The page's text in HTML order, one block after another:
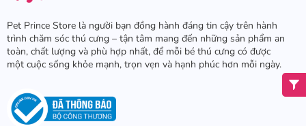
Pet Prince Store là người bạn đồng hành đáng tin cậy trên hành
trình chăm sóc thú cưng – tận tâm mang đến những sản phẩm an
toàn, chất lượng và phù hợp nhất, để mỗi bé thú cưng có được
một cuộc sống khỏe mạnh, trọn vẹn và hạnh phúc hơn mỗi ngày.